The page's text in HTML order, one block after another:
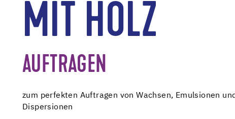
MIT HOLZ
AUFTRAGEN
zum perfekten Auftragen von Wachsen, Emulsionen und
Dispersionen